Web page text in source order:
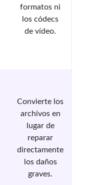
formatos ni
los códecs
de vídeo.
Convierte los
archivos en
lugar de
reparar
directamente
los daños
graves.